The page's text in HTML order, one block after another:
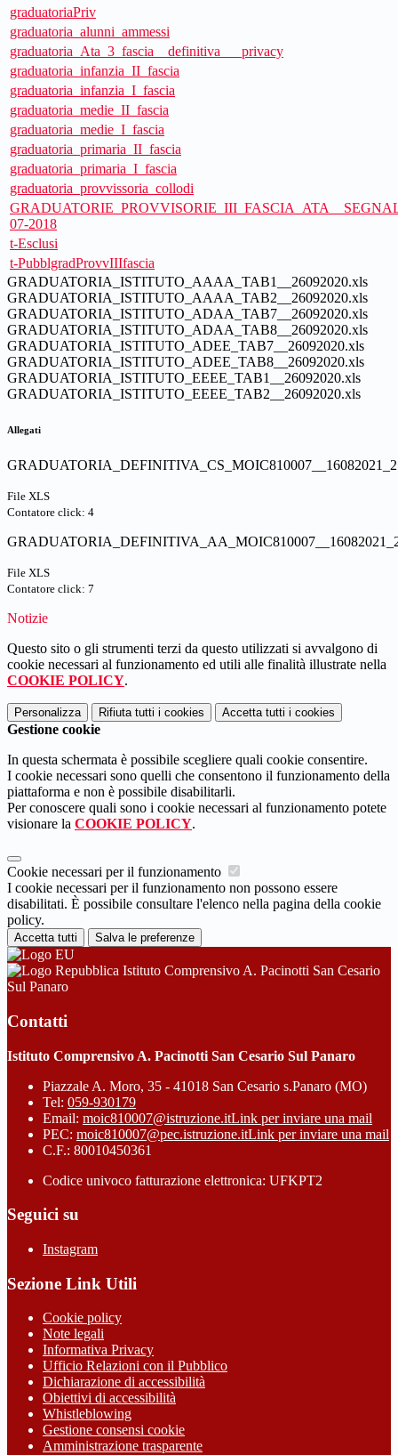
graduatoriaPriv
graduatoria_alunni_ammessi
graduatoria_Ata_3_fascia__definitiva___privacy
graduatoria_infanzia_II_fascia
graduatoria_infanzia_I_fascia
graduatoria_medie_II_fascia
graduatoria_medie_I_fascia
graduatoria_primaria_II_fascia
graduatoria_primaria_I_fascia
graduatoria_provvissoria_collodi
07-2018
t-Esclusi
t-PubblgradProvvIIIfascia
GRADUATORIA_ISTITUTO_AAAA_TAB1__26092020.xls
GRADUATORIA_ISTITUTO_AAAA_TAB2__26092020.xls
GRADUATORIA_ISTITUTO_ADAA_TAB7__26092020.xls
GRADUATORIA_ISTITUTO_ADAA_TAB8__26092020.xls
GRADUATORIA_ISTITUTO_ADEE_TAB7__26092020.xls
GRADUATORIA_ISTITUTO_ADEE_TAB8__26092020.xls
GRADUATORIA_ISTITUTO_EEEE_TAB1__26092020.xls
GRADUATORIA_ISTITUTO_EEEE_TAB2__26092020.xls
Allegati
File XLS
Contatore click: 4
File XLS
Contatore click: 7
Notizie
Questo sito o gli strumenti terzi da questo utilizzati si avvalgono di
cookie necessari al funzionamento ed utili alle finalità illustrate nella
COOKIE POLICY.
Personalizza Rifiuta tutti i cookies Accetta tutti i cookies
Gestione cookie
In questa schermata è possibile scegliere quali cookie consentire.
I cookie necessari sono quelli che consentono il funzionamento della
piattaforma e non è possibile disabilitarli.
Per conoscere quali sono i cookie necessari al funzionamento potete
visionare la COOKIE POLICY.
Cookie necessari per il funzionamento
I cookie necessari per il funzionamento non possono essere
disabilitati. È possibile consultare l'elenco nella pagina della cookie
policy.
Accetta tutti Salva le preferenze
Istituto Comprensivo A. Pacinotti San Cesario
Sul Panaro
Contatti
Istituto Comprensivo A. Pacinotti San Cesario Sul Panaro
Piazzale A. Moro, 35 - 41018 San Cesario s.Panaro (MO)
Tel: 059-930179
Email: moic810007@istruzione.itLink per inviare una mail
PEC: moic810007@pec.istruzione.itLink per inviare una mail
C.F.: 80010450361
Codice univoco fatturazione elettronica: UFKPT2
Seguici su
Instagram
Sezione Link Utili
Cookie policy
Note legali
Informativa Privacy
Ufficio Relazioni con il Pubblico
Dichiarazione di accessibilità
Obiettivi di accessibilità
Whistleblowing
Gestione consensi cookie
Amministrazione trasparente